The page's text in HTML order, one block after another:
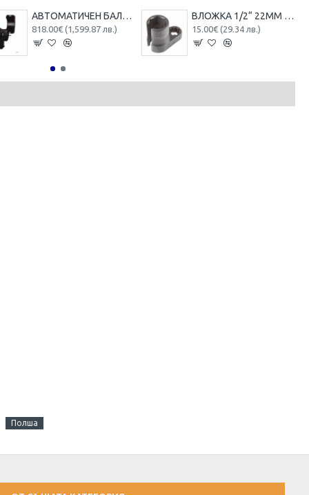
АВТОМАТИЧЕН БАЛАНСЬОР НА ГУМИ ROCKFORCE RF-U-500
818.00€ (1,599.87 лв.)
ВЛОЖКА 1/2“ 22ММ ЗА ЛАМБДА СОНДА ROCKFORCE , RF-9G1404
15.00€ (29.34 лв.)
Полша